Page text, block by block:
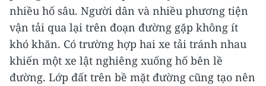
nhiều hố sâu. Người dân và nhiều phương tiện
vận tải qua lại trên đoạn đường gặp không ít
khó khăn. Có trường hợp hai xe tải tránh nhau
khiến một xe lật nghiêng xuống hố bên lề
đường. Lớp đất trên bề mặt đường cũng tạo nên